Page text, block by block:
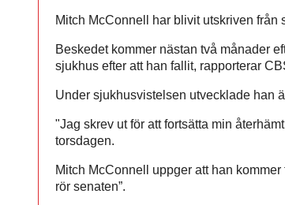
Mitch McConnell har blivit utskriven från
Beskedet kommer nästan två månader
sjukhus efter att han fallit, rapporterar
Under sjukhusvistelsen utvecklade han
"Jag skrev ut för att fortsätta min
torsdagen.
Mitch McConnell uppger att han
rör senaten”.